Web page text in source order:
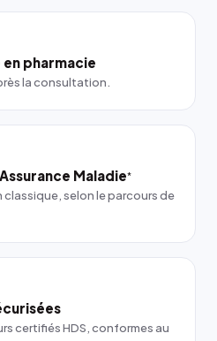
pharmacie
la consultation.
Maladie*
selon le parcours de
certifiés HDS, conformes au